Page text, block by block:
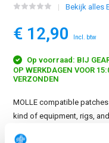
Bekijk alles
€ 12,90 Incl. btw
Op voorraad: BIJ
OP WERKDAGEN VOOR
VERZONDEN
MOLLE compatible
kind of equipment, rigs,